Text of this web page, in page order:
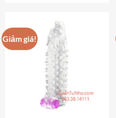
có
nhiều
biến
thể.
Các
tùy
chọn
có
Giảm giá!